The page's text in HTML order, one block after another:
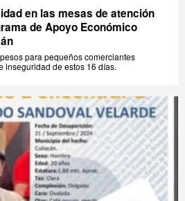
en las mesas de atención
de Apoyo Económico
para pequeños comerciantes
inseguridad de estos 16 días.